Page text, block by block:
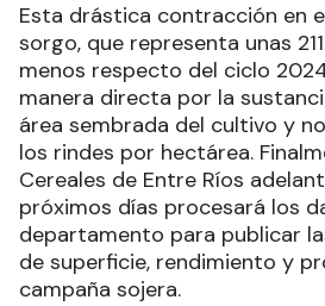
Esta drástica contracción en
sorgo, que representa unas
menos respecto del ciclo
manera directa por la
área sembrada del cultivo y
los rindes por hectárea.
Cereales de Entre Ríos
próximos días procesará los
departamento para publicar
de superficie, rendimiento y
campaña sojera.